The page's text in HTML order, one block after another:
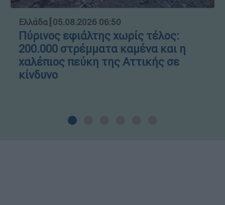
Ελλάδα┋05.08.2026 06:50
Πύρινος εφιάλτης χωρίς τέλος:
200.000 στρέμματα καμένα και η
χαλέπιος πεύκη της Αττικής σε
κίνδυνο